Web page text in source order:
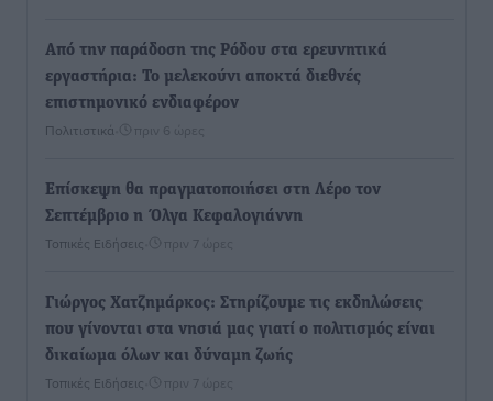
Από την παράδοση της Ρόδου στα ερευνητικά
εργαστήρια: Το μελεκούνι αποκτά διεθνές
επιστημονικό ενδιαφέρον
Πολιτιστικά πριν 6 ώρες
Επίσκεψη θα πραγματοποιήσει στη Λέρο τον
Σεπτέμβριο η Όλγα Κεφαλογιάννη
Τοπικές Ειδήσεις πριν 7 ώρες
Γιώργος Χατζημάρκος: Στηρίζουμε τις εκδηλώσεις
που γίνονται στα νησιά μας γιατί ο πολιτισμός είναι
δικαίωμα όλων και δύναμη ζωής
Τοπικές Ειδήσεις πριν 7 ώρες